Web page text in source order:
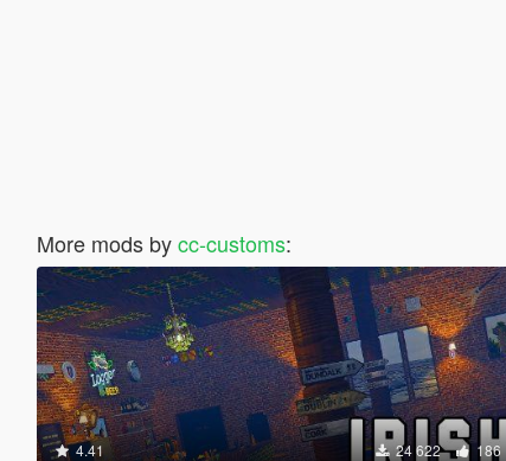
More mods bycc-customs:
4.41 24 622 186